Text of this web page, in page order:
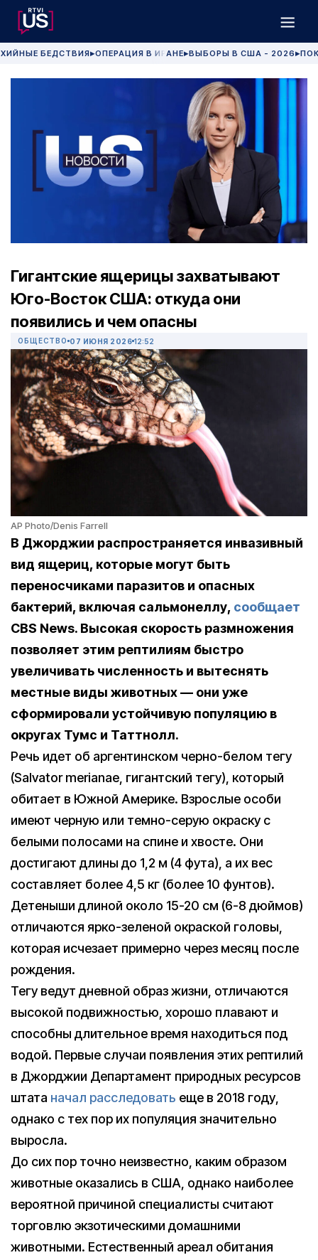
БЕДСТВИЯ▶ОПЕРАЦИЯ В ИРАНЕ▶ВЫБОРЫ В США - 2026 ▶
Гигантские ящерицы захватывают
Юго-Восток США: откуда они
появились и чем опасны
ОБЩЕСТВО 07 ИЮНЯ 2026 12:52
AP Photo/Denis Farrell
В Джорджии распространяется инвазивный
вид ящериц, которые могут быть
переносчиками паразитов и опасных
бактерий, включая сальмонеллу, сообщает
CBS News. Высокая скорость размножения
позволяет этим рептилиям быстро
увеличивать численность и вытеснять
местные виды животных — они уже
сформировали устойчивую популяцию в
округах Тумс и Таттнолл.
Речь идет об аргентинском черно-белом тегу
(Salvator merianae, гигантский тегу), который
обитает в Южной Америке. Взрослые особи
имеют черную или темно-серую окраску с
белыми полосами на спине и хвосте. Они
достигают длины до 1,2 м (4 фута), а их вес
составляет более 4,5 кг (более 10 фунтов).
Детеныши длиной около 15-20 см (6-8 дюймов)
отличаются ярко-зеленой окраской головы,
которая исчезает примерно через месяц после
рождения.
Тегу ведут дневной образ жизни, отличаются
высокой подвижностью, хорошо плавают и
способны длительное время находиться под
водой. Первые случаи появления этих рептилий
в Джорджии Департамент природных ресурсов
штата начал расследовать еще в 2018 году,
однако с тех пор их популяция значительно
выросла.
До сих пор точно неизвестно, каким образом
животные оказались в США, однако наиболее
вероятной причиной специалисты считают
торговлю экзотическими домашними
животными. Естественный ареал обитания